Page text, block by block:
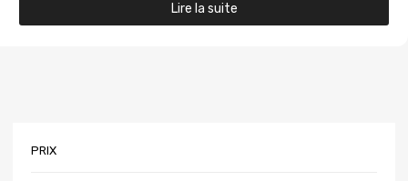
Lire la suite
PRIX